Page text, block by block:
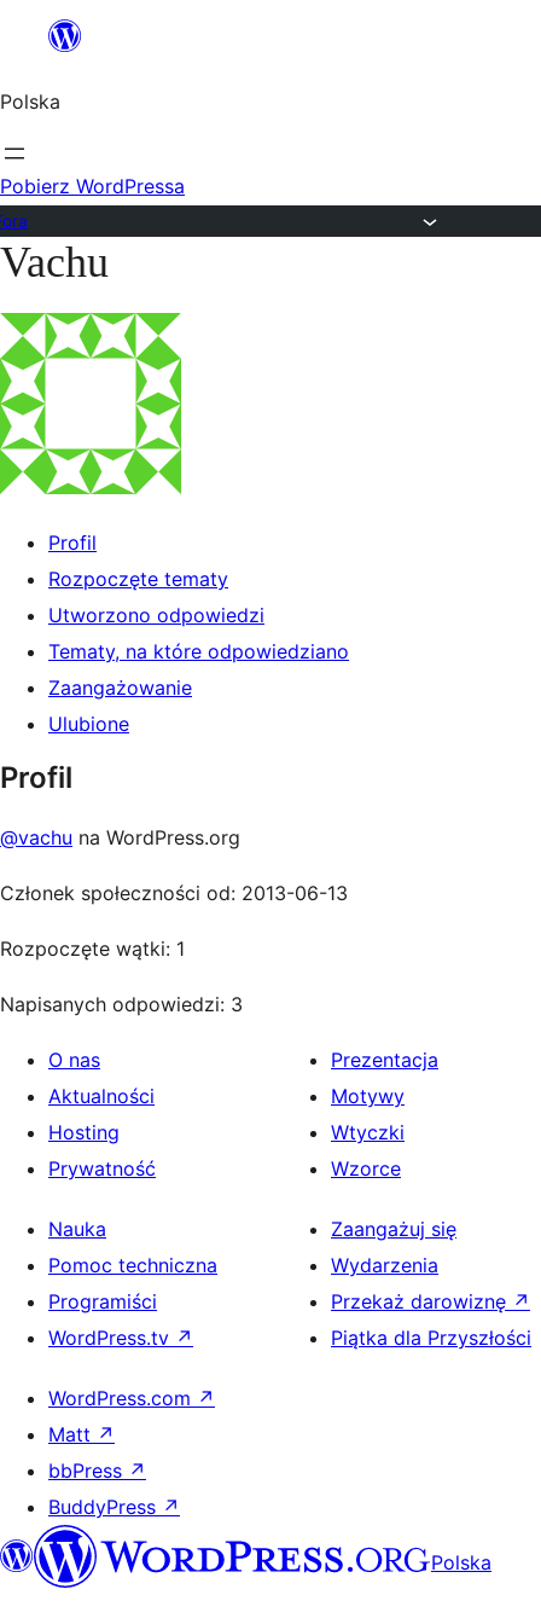
Przejdź
treści
Polska
Pobierz WordPressa
Przejdź
treści
Vachu
Profil
Rozpoczęte tematy
Utworzono odpowiedzi
Tematy, na które odpowiedziano
Zaangażowanie
Ulubione
Profil
@vachu na WordPress.org
Członek społeczności od: 2013-06-13
Rozpoczęte wątki: 1
Napisanych odpowiedzi: 3
O nas
Aktualności
Hosting
Prywatność
Prezentacja
Motywy
Wtyczki
Wzorce
Nauka
Pomoc techniczna
Programiści
WordPress.tv ↗
Zaangażuj się
Wydarzenia
Przekaż darowiznę ↗
Piątka dla Przyszłości
WordPress.com ↗
Matt ↗
bbPress ↗
BuddyPress ↗
Polska